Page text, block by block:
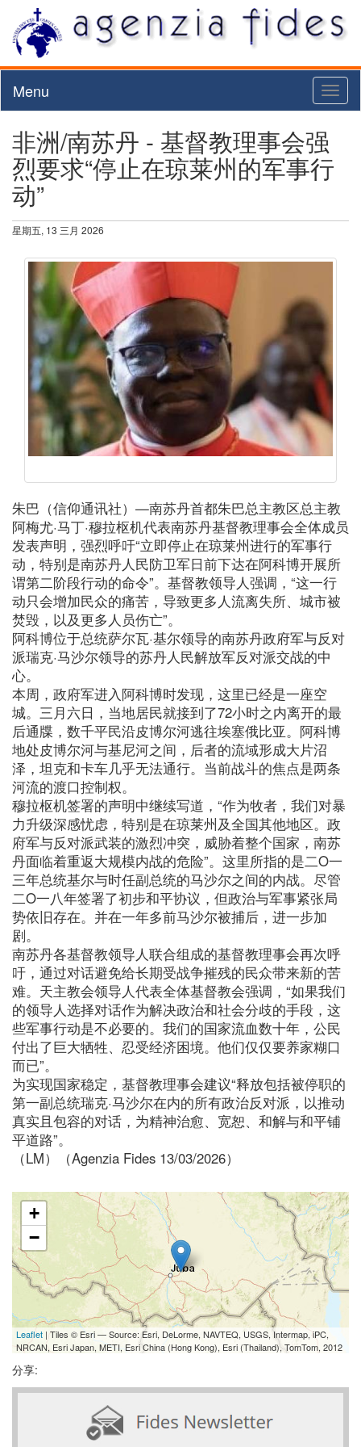
Menu
非洲/南苏丹 - 基督教理事会强
烈要求“停止在琼莱州的军事行
动”
星期五, 13 三月 2026
朱巴（信仰通讯社）—南苏丹首都朱巴总主教区总主教
阿梅尤·马丁·穆拉枢机代表南苏丹基督教理事会全体成员
发表声明，强烈呼吁“立即停止在琼莱州进行的军事行
动，特别是南苏丹人民防卫军日前下达在阿科博开展所
谓第二阶段行动的命令”。基督教领导人强调，“这一行
动只会增加民众的痛苦，导致更多人流离失所、城市被
焚毁，以及更多人员伤亡”。
阿科博位于总统萨尔瓦·基尔领导的南苏丹政府军与反对
派瑞克·马沙尔领导的苏丹人民解放军反对派交战的中
心。
本周，政府军进入阿科博时发现，这里已经是一座空
城。三月六日，当地居民就接到了72小时之内离开的最
后通牒，数千平民沿皮博尔河逃往埃塞俄比亚。阿科博
地处皮博尔河与基尼河之间，后者的流域形成大片沼
泽，坦克和卡车几乎无法通行。当前战斗的焦点是两条
河流的渡口控制权。
穆拉枢机签署的声明中继续写道，“作为牧者，我们对暴
力升级深感忧虑，特别是在琼莱州及全国其他地区。政
府军与反对派武装的激烈冲突，威胁着整个国家，南苏
丹面临着重返大规模内战的危险”。这里所指的是二O一
三年总统基尔与时任副总统的马沙尔之间的内战。尽管
二O一八年签署了初步和平协议，但政治与军事紧张局
势依旧存在。并在一年多前马沙尔被捕后，进一步加
剧。
南苏丹各基督教领导人联合组成的基督教理事会再次呼
吁，通过对话避免给长期受战争摧残的民众带来新的苦
难。天主教会领导人代表全体基督教会强调，“如果我们
的领导人选择对话作为解决政治和社会分歧的手段，这
些军事行动是不必要的。我们的国家流血数十年，公民
付出了巨大牺牲、忍受经济困境。他们仅仅要养家糊口
而已”。
为实现国家稳定，基督教理事会建议“释放包括被停职的
第一副总统瑞克·马沙尔在内的所有政治反对派，以推动
真实且包容的对话，为精神治愈、宽恕、和解与和平铺
平道路”。
（LM）（Agenzia Fides 13/03/2026）
+
−
Leaflet | Tiles © Esri — Source: Esri, DeLorme, NAVTEQ, USGS, Intermap, iPC,
NRCAN, Esri Japan, METI, Esri China (Hong Kong), Esri (Thailand), TomTom, 2012
分享: